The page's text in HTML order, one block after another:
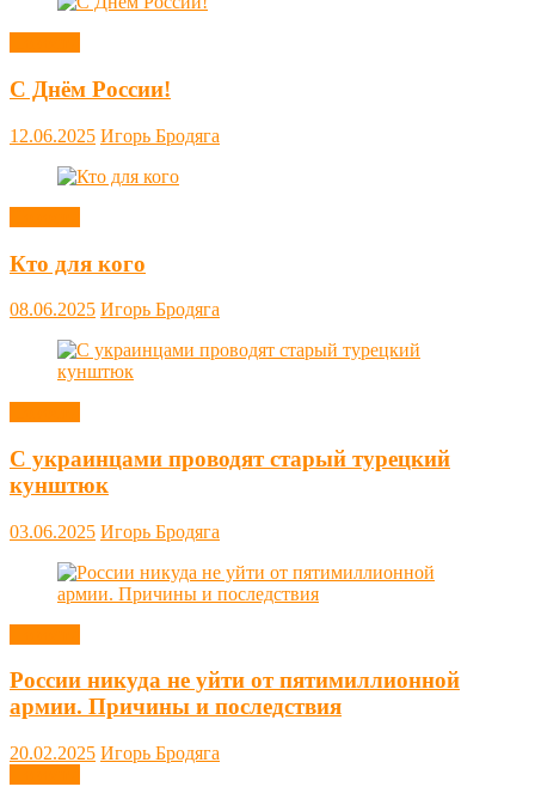
С Днём России!
12.06.2025 Игорь Бродяга
Кто для кого
08.06.2025 Игорь Бродяга
С украинцами проводят старый турецкий
кунштюк
03.06.2025 Игорь Бродяга
России никуда не уйти от пятимиллионной
армии. Причины и последствия
20.02.2025 Игорь Бродяга